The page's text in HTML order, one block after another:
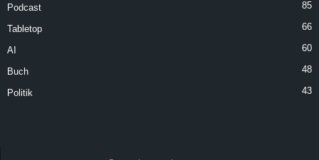
Podcast 85
Tabletop 66
AI 60
Buch 48
Politik 43